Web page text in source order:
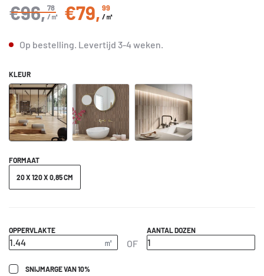
Normale prijs
€96,78
/㎡
€79, 99
/㎡
Op bestelling. Levertijd 3-4 weken
KLEUR
FORMAAT
20 X 120 X 0,85 CM
OPPERVLAKTE
OF
AANTAL DOZEN
SNIJMARGE VAN 10%